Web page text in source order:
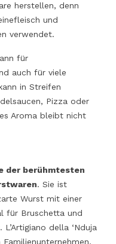
herstellen, denn
und
verwendet.
für
auch für viele
in Streifen
Pizza oder
Aroma bleibt nicht
der berühmtesten
. Sie ist
Wurst mit einer
für Bruschetta und
della ‘Nduja